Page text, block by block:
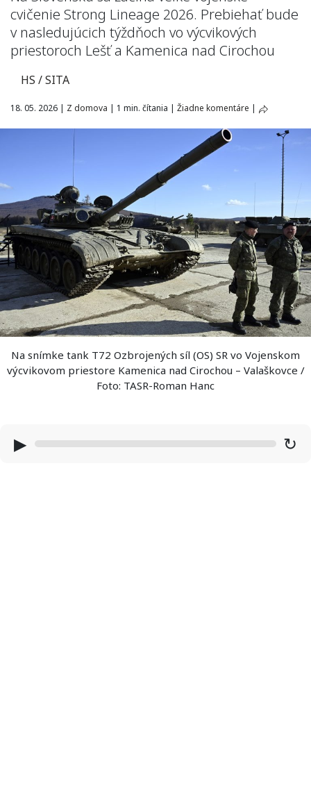
cvičenie Strong Lineage 2026. Prebiehať bude
v nasledujúcich týždňoch vo výcvikových
priestoroch Lešť a Kamenica nad Cirochou
HS / SITA
18. 05. 2026 | Z domova | 1 min. čítania | Žiadne komentáre |
Na snímke tank T72 Ozbrojených síl (OS) SR vo Vojenskom
výcvikovom priestore Kamenica nad Cirochou – Valaškovce /
Foto: TASR-Roman Hanc
▶ ↻